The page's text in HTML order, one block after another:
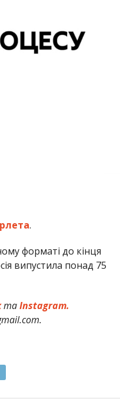
.
форматі до кінця
випустила понад 75
таInstagram.